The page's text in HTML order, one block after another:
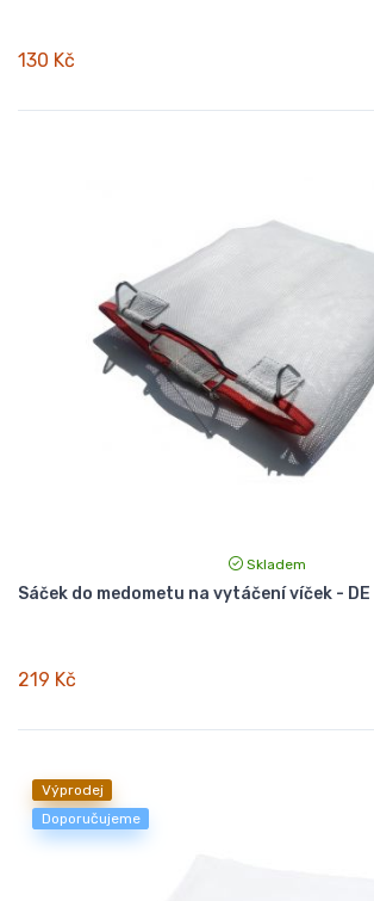
130 Kč
Skladem
Sáček do medometu na vytáčení víček - DE
219 Kč
Výprodej
Doporučujeme